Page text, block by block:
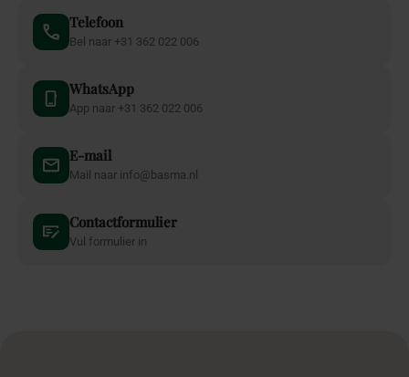
Telefoon
Bel naar +31 362 022 006
WhatsApp
App naar +31 362 022 006
E-mail
Mail naar info@basma.nl
Contactformulier
Vul formulier in